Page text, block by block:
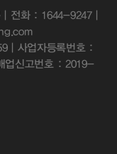
| 전화 : 1644-9247 |
| 사업자등록번호 :
업신고번호 : 2019-